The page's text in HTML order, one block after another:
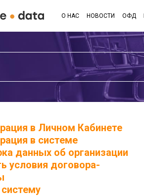
О НАС НОВОСТИ ОФД
в Личном Кабинете
в системе
данных об организации
условия договора-